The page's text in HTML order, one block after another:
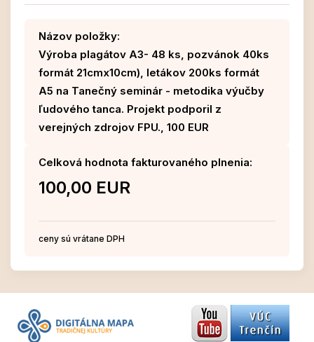
Názov položky:
Výroba plagátov A3- 48 ks, pozvánok 40ks
formát 21cmx10cm), letákov 200ks formát
A5 na Tanečný seminár - metodika výučby
ľudového tanca. Projekt podporil z
verejných zdrojov FPU., 100 EUR
Celková hodnota fakturovaného plnenia:
100,00 EUR
ceny sú vrátane DPH